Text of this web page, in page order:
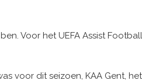
Voor het UEFA Assist
voor dit seizoen, KAA Gent,